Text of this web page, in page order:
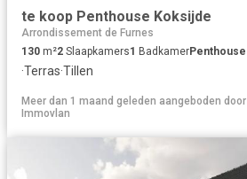
te koop Penthouse Koksijde
Arrondissement de Furnes
130 m²2 Slaapkamers1 BadkamerPenthouse
·Terras·Tillen
Meer dan 1 maand geleden aangeboden door
Immovlan